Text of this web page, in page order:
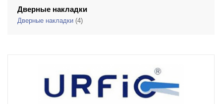
Дверные накладки
Дверные накладки (4)